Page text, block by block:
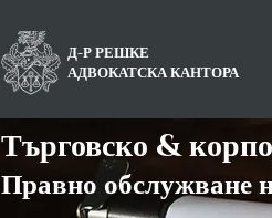
Д-Р РЕШКЕ
АДВОКАТСКА КАНТОРА
Търговско &
Правно обслужване